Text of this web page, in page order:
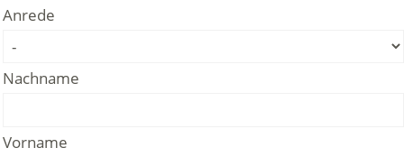
Anrede
Nachname
Vorname